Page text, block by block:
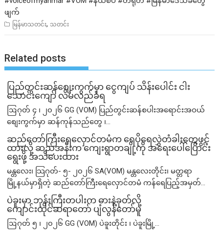
ဖျက်
မြန်မာသတင်း, သတင်း
Related posts
ပြည်တွင်းဆန်စျေးကွက်မှာ ငွေကျပ် သိန်းပေါင်း ငါး​
သောင်းကျော် လိမ်လည်ခံရ
ဩဂုတ် ၄ ၊ ၂၀၂၆ GG (VOM) ပြည်တွင်းဆန်စပါးအရောင်းအဝယ်
စျေးကွက်မှာ ဆန်ကုန်သည်တွေ ၊...
ဆည်တော်ကြီးရေလှောင်တမံက ရေပိုရေလွှဲတံခါးတွေဖွင့်
ထားလို့ ဆည်အနီးက ကျေးရွာတချို့ကို အရေးပေါ်ပြောင်း
ရွေးဖို့ အသိပေးထား
မန္တလေး၊ သြဂုတ်- ၅- ၂၀၂၆ SA(VOM) မန္တလေးတိုင်း၊ မတ္တရာ
မြို့နယ်မှာရှိတဲ့ ဆည်တော်ကြီးရေလှောင်တမံ ကန်ရေပြည့်အမှတ်...
ပဲခူးမှာ ဘုန်းကြီးတပါးက ဓားနဲ့ခုတ်လို့
ကျောင်းထိုင်ဆရာတော် ပျံလွန်တော်မူ
ဩဂုတ် ၅ ၊ ၂၀၂၆ GG (VOM) ပဲခူးတိုင်း ၊ ပဲခူးမြို့...